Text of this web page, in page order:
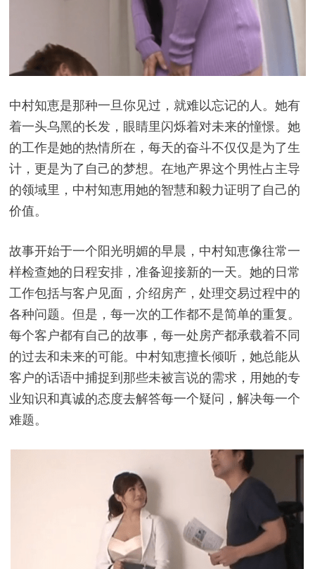
中村知恵是那种一旦你见过，就难以忘记的人。她有
着一头乌黑的长发，眼睛里闪烁着对未来的憧憬。她
的工作是她的热情所在，每天的奋斗不仅仅是为了生
计，更是为了自己的梦想。在地产界这个男性占主导
的领域里，中村知恵用她的智慧和毅力证明了自己的
价值。
故事开始于一个阳光明媚的早晨，中村知恵像往常一
样检查她的日程安排，准备迎接新的一天。她的日常
工作包括与客户见面，介绍房产，处理交易过程中的
各种问题。但是，每一次的工作都不是简单的重复。
每个客户都有自己的故事，每一处房产都承载着不同
的过去和未来的可能。中村知恵擅长倾听，她总能从
客户的话语中捕捉到那些未被言说的需求，用她的专
业知识和真诚的态度去解答每一个疑问，解决每一个
难题。